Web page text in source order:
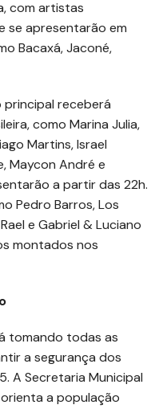
com artistas
se apresentarão em
Bacaxá, Jaconé,
principal receberá
como Marina Julia,
Martins, Israel
Maycon André e
a partir das 22h.
Pedro Barros, Los
e Gabriel & Luciano
montados nos
tomando todas as
a segurança dos
A Secretaria Municipal
a população